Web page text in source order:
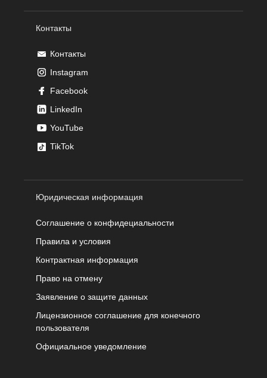
Контакты
Контакты
Instagram
Facebook
LinkedIn
YouTube
TikTok
Юридическая информация
Соглашение о конфидециальности
Правила и условия
Контрактная информация
Право на отмену
Заявление о защите данных
Лицензионное соглашение для конечного
пользователя
Официальное уведомление